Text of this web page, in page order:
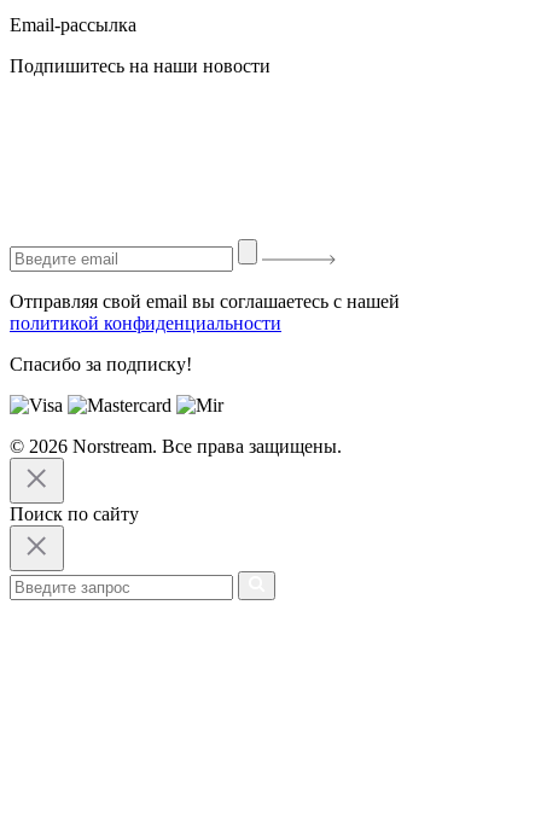
Email-рассылка
Подпишитесь на наши новости
Отправляя свой email вы соглашаетесь с нашей
политикой конфиденциальности
Спасибо за подписку!
© 2026 Norstream. Все права защищены.
Поиск по сайту